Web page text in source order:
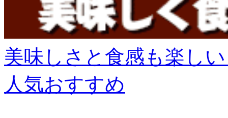
美味しさと食感も楽し
人気おすすめ